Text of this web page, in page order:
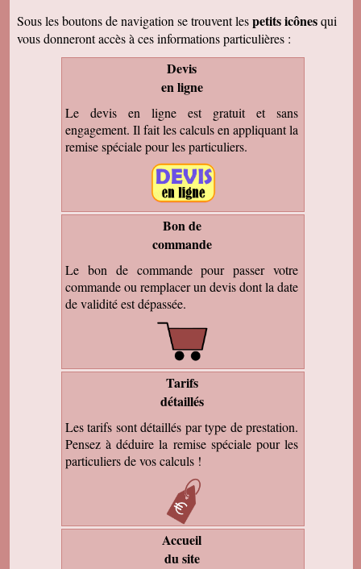
Sous les boutons de navigation se trouvent lespetits icônesqui
vous donneront accès à ces informations particulières :
Devis
en ligne
Le devis en ligne est gratuit et sans
engagement. Il fait les calculs en appliquant la
remise spéciale pour les particuliers.
Bon de
commande
Le bon de commande pour passer votre
commande ou remplacer un devis dont la date
de validité est dépassée.
Tarifs
détaillés
Les tarifs sont détaillés par type de prestation.
Pensez à déduire la remise spéciale pour les
particuliers de vos calculs !
Accueil
du site